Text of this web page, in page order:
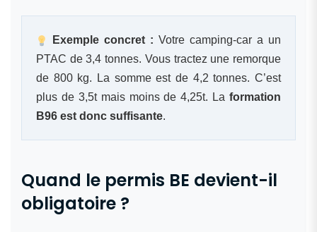
Exemple concret : Votre camping-car a un
PTAC de 3,4 tonnes. Vous tractez une remorque
de 800 kg. La somme est de 4,2 tonnes. C’est
plus de 3,5t mais moins de 4,25t. La formation
B96 est donc suffisante.
Quand le permis BE devient-il
obligatoire ?